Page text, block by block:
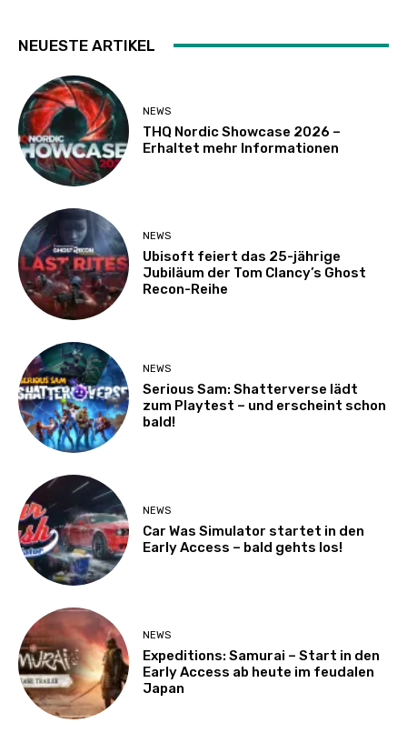
NEUESTE ARTIKEL
NEWS
THQ Nordic Showcase 2026 –
Erhaltet mehr Informationen
NEWS
Ubisoft feiert das 25-jährige
Jubiläum der Tom Clancy’s Ghost
Recon-Reihe
NEWS
Serious Sam: Shatterverse lädt
zum Playtest – und erscheint schon
bald!
NEWS
Car Was Simulator startet in den
Early Access – bald gehts los!
NEWS
Expeditions: Samurai – Start in den
Early Access ab heute im feudalen
Japan